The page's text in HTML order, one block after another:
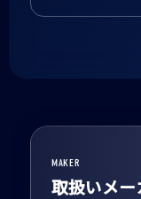
MAKER
取扱いメー